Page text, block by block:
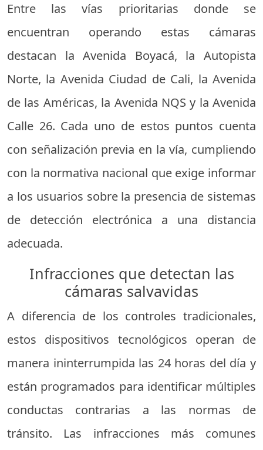
Entre las vías prioritarias donde se
encuentran operando estas cámaras
destacan la Avenida Boyacá, la Autopista
Norte, la Avenida Ciudad de Cali, la Avenida
de las Américas, la Avenida NQS y la Avenida
Calle 26. Cada uno de estos puntos cuenta
con señalización previa en la vía, cumpliendo
con la normativa nacional que exige informar
a los usuarios sobre la presencia de sistemas
de detección electrónica a una distancia
adecuada.
Infracciones que detectan las
cámaras salvavidas
A diferencia de los controles tradicionales,
estos dispositivos tecnológicos operan de
manera ininterrumpida las 24 horas del día y
están programados para identificar múltiples
conductas contrarias a las normas de
tránsito. Las infracciones más comunes